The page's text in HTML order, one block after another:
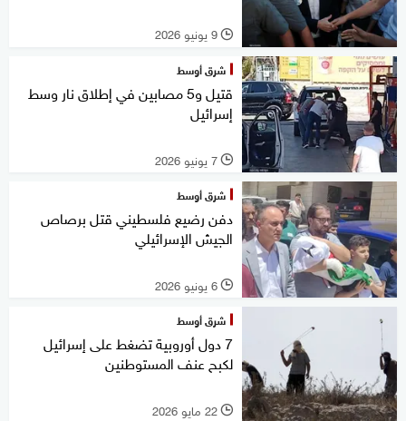
l 9 يونيو 2026
شرق أوسط
قتيل و5 مصابين في إطلاق نار وسط
إسرائيل
l 7 يونيو 2026
شرق أوسط
دفن رضيع فلسطيني قتل برصاص
الجيش الإسرائيلي
l 6 يونيو 2026
شرق أوسط
7 دول أوروبية تضغط على إسرائيل
لكبح عنف المستوطنين
l 22 مايو 2026